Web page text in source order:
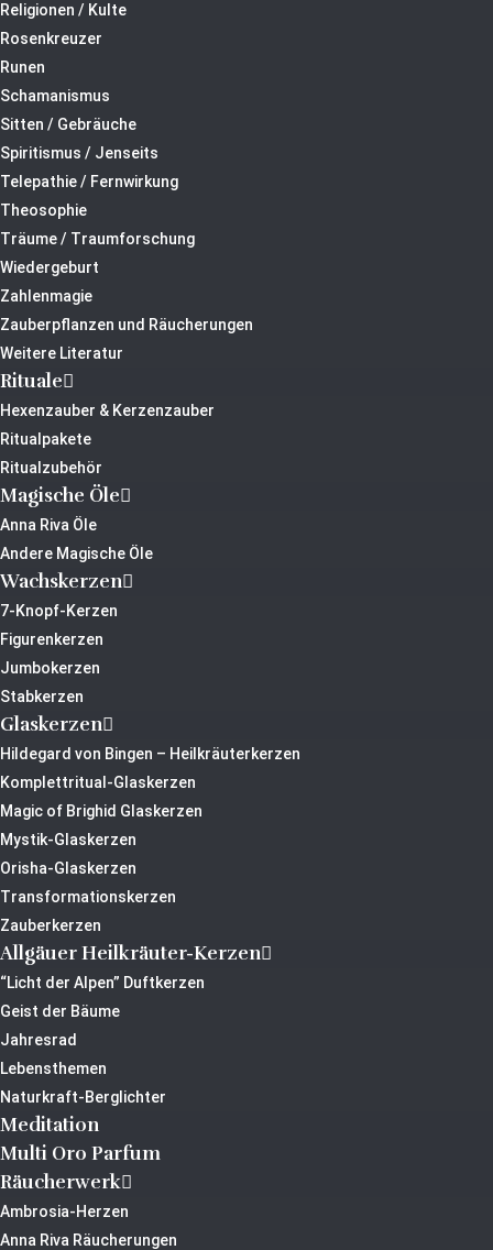
Religionen / Kulte
Rosenkreuzer
Runen
Schamanismus
Sitten / Gebräuche
Spiritismus / Jenseits
Telepathie / Fernwirkung
Theosophie
Träume / Traumforschung
Wiedergeburt
Zahlenmagie
Zauberpflanzen und Räucherungen
Weitere Literatur
Rituale
Hexenzauber & Kerzenzauber
Ritualpakete
Ritualzubehör
Magische Öle
Anna Riva Öle
Andere Magische Öle
Wachskerzen
7-Knopf-Kerzen
Figurenkerzen
Jumbokerzen
Stabkerzen
Glaskerzen
Hildegard von Bingen – Heilkräuterkerzen
Komplettritual-Glaskerzen
Magic of Brighid Glaskerzen
Mystik-Glaskerzen
Orisha-Glaskerzen
Transformationskerzen
Zauberkerzen
Allgäuer Heilkräuter-Kerzen
“Licht der Alpen” Duftkerzen
Geist der Bäume
Jahresrad
Lebensthemen
Naturkraft-Berglichter
Meditation
Multi Oro Parfum
Räucherwerk
Ambrosia-Herzen
Anna Riva Räucherungen